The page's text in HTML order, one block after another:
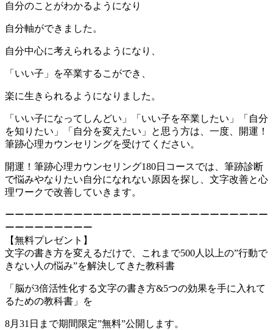
自分のことがわかるようになり
自分軸ができました。
自分中心に考えられるようになり、
「いい子」を卒業するこができ、
楽に生きられるようになりました。
「いい子になってしんどい」「いい子を卒業したい」「自分
を知りたい」「自分を変えたい」と思う方は、一度、開運！
筆跡心理カウンセリングを受けてください。
開運！筆跡心理カウンセリング180日コースでは、筆跡診断
で悩みやなりたい自分になれない原因を探し、文字改善と心
理ワークで改善していきます。
ーーーーーーーーーーーーーーーーーーーーーーーーーーー
ーーーーーーーーー
【無料プレゼント】
文字の書き方を変えるだけで、これまで500人以上の”行動で
きない人の悩み”を解決してきた教科書
「脳が3倍活性化する文字の書き方&5つの効果を手に入れて
るための教科書」を
8月31日まで期間限定”無料”公開します。